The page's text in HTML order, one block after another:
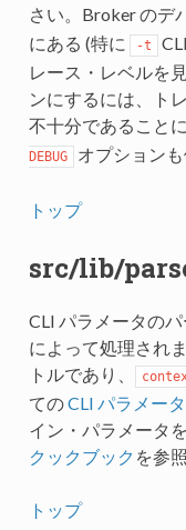
さい。Broker のデ
にある (特に -t
レース・レベルを
ンにするには、ト
不十分であること
DEBUG
オプション
トップ
src/lib/
CLI パラメータのパ
によって処理され
トルであり、
てのCLI パラメータ
イン・パラメータ
クックブック を参
トップ